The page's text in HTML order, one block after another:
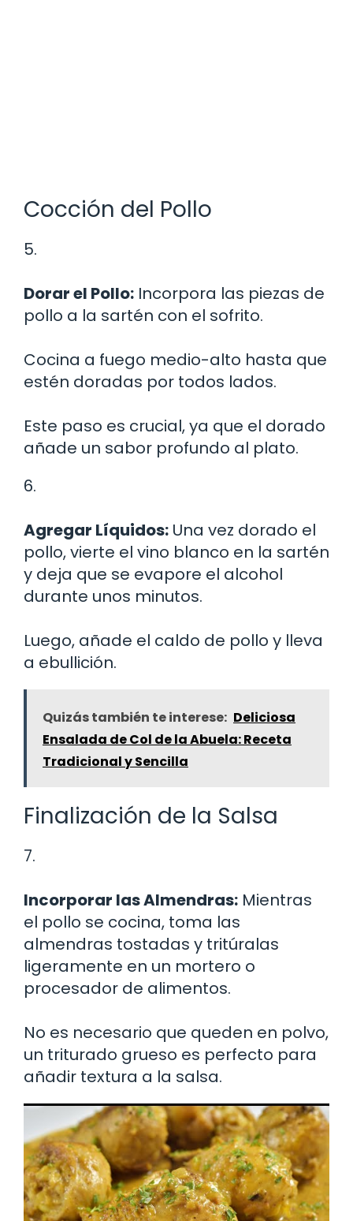
Cocción del Pollo
5.
Dorar el Pollo: Incorpora las piezas de
pollo a la sartén con el sofrito.
Cocina a fuego medio-alto hasta que
estén doradas por todos lados.
Este paso es crucial, ya que el dorado
añade un sabor profundo al plato.
6.
Agregar Líquidos: Una vez dorado el
pollo, vierte el vino blanco en la sartén
y deja que se evapore el alcohol
durante unos minutos.
Luego, añade el caldo de pollo y lleva
a ebullición.
Quizás también te interese: Deliciosa
Ensalada de Col de la Abuela: Receta
Tradicional y Sencilla
Finalización de la Salsa
7.
Incorporar las Almendras: Mientras
el pollo se cocina, toma las
almendras tostadas y tritúralas
ligeramente en un mortero o
procesador de alimentos.
No es necesario que queden en polvo,
un triturado grueso es perfecto para
añadir textura a la salsa.